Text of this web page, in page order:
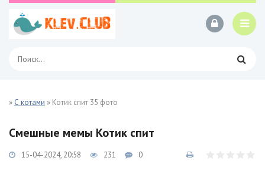
» С котами » Котик спит 35 фото
Смешные мемы Котик спит
15-04-2024, 20:58 231 0